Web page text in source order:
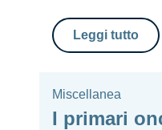
Leggi tutto
Miscellanea
I primari